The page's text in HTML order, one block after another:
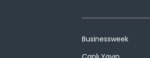
Businessweek